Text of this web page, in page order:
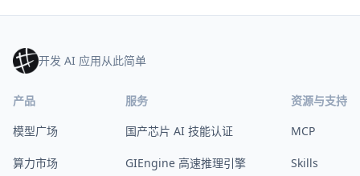
开发 AI 应用从此简单
产品
模型广场
算力市场
服务
国产芯片 AI 技能认证
GIEngine 高速推理引擎
资源与支持
MCP
Skills